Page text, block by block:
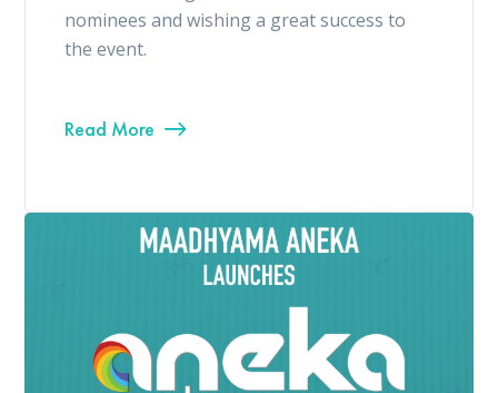
nominees and wishing a great success to
the event.
Read More